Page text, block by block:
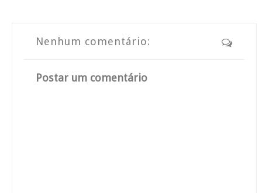
Nenhum comentário:
Postar um comentário